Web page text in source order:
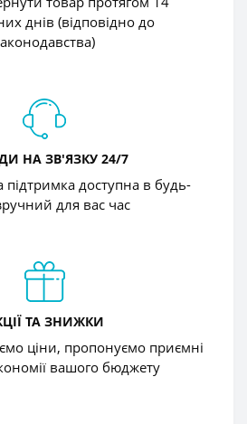
днів (відповідно до
НА ЗВ'ЯЗКУ 24/7
підтримка доступна в будь-
для вас час
ТА ЗНИЖКИ
ціни, пропонуємо приємні
вашого бюджету